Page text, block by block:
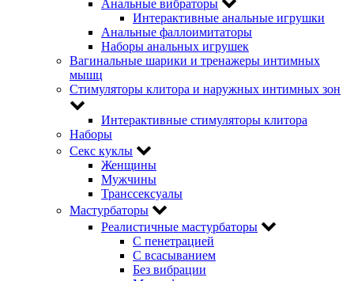
Анальные вибраторы
Интерактивные анальные игрушки
Анальные фаллоимитаторы
Наборы анальных игрушек
Вагинальные шарики и тренажеры интимных
мышц
Стимуляторы клитора и наружных интимных зон
Интерактивные стимуляторы клитора
Наборы
Секс куклы
Женщины
Мужчины
Транссексуалы
Мастурбаторы
Реалистичные мастурбаторы
С пенетрацией
С всасыванием
Без вибрации